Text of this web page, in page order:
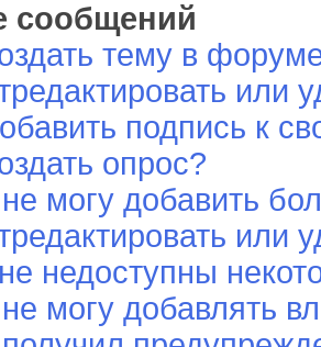
сообщений
тему в
или
подпись к
опрос?
могу добавить
или
недоступны
могу добавлять